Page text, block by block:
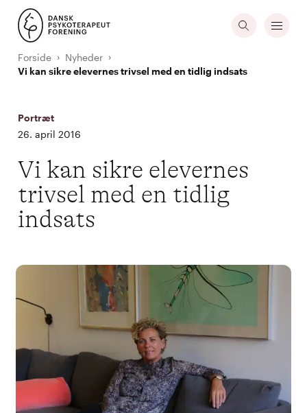
Forside
Nyheder
Vi kan sikre elevernes trivsel med en tidlig indsats
Portræt
26. april 2016
Vi kan sikre elevernes
trivsel med en tidlig
indsats